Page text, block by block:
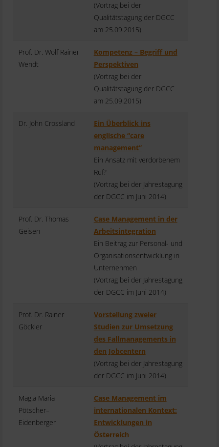
(Vortrag bei der
Qualitätstagung der DGCC
am 25.09.2015)
Prof. Dr. Wolf Rainer
Wendt
Kompetenz – Begriff und
Perspektiven
(Vortrag bei der
Qualitätstagung der DGCC
am 25.09.2015)
Dr. John Crossland
Ein Überblick ins
englische “care
management”
Ein Ansatz mit verdorbenem
Ruf?
(Vortrag bei der Jahrestagung
der DGCC im Juni 2014)
Prof. Dr. Thomas
Geisen
Case Management in der
Arbeitsintegration
Ein Beitrag zur Personal- und
Organisationsentwicklung in
Unternehmen
(Vortrag bei der Jahrestagung
der DGCC im Juni 2014)
Prof. Dr. Rainer
Göckler
Vorstellung zweier
Studien zur Umsetzung
des Fallmanagements in
den Jobcentern
(Vortrag bei der Jahrestagung
der DGCC im Juni 2014)
Mag.a Maria
Pötscher–
Eidenberger
Case Management im
internationalen Kontext:
Entwicklungen in
Österreich